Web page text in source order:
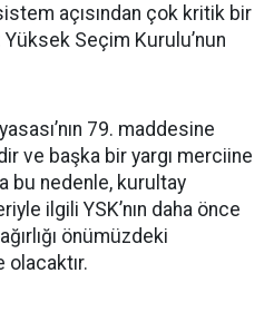
açısından çok kritik bir
Yüksek Seçim Kurulu’nun
79. maddesine
ve başka bir yargı merciine
bu nedenle, kurultay
ilgili YSK’nın daha önce
önümüzdeki
olacaktır.